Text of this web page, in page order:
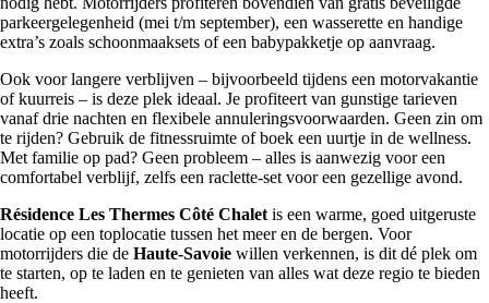
parkeergelegenheid (mei t/m september), een wasserette en handige
extra’s zoals schoonmaaksets of een babypakketje op aanvraag.
Ook voor langere verblijven – bijvoorbeeld tijdens een motorvakantie
of kuurreis – is deze plek ideaal. Je profiteert van gunstige tarieven
vanaf drie nachten en flexibele annuleringsvoorwaarden. Geen zin om
te rijden? Gebruik de fitnessruimte of boek een uurtje in de wellness.
Met familie op pad? Geen probleem – alles is aanwezig voor een
comfortabel verblijf, zelfs een raclette-set voor een gezellige avond.
Résidence Les Thermes Côté Chalet is een warme, goed uitgeruste
locatie op een toplocatie tussen het meer en de bergen. Voor
motorrijders die de Haute-Savoie willen verkennen, is dit dé plek om
te starten, op te laden en te genieten van alles wat deze regio te bieden
heeft.